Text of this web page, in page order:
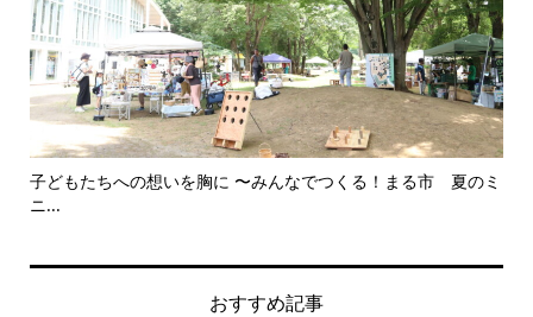
子どもたちへの想いを胸に 〜みんなでつくる！まる市 夏のミ
ニ...
おすすめ記事